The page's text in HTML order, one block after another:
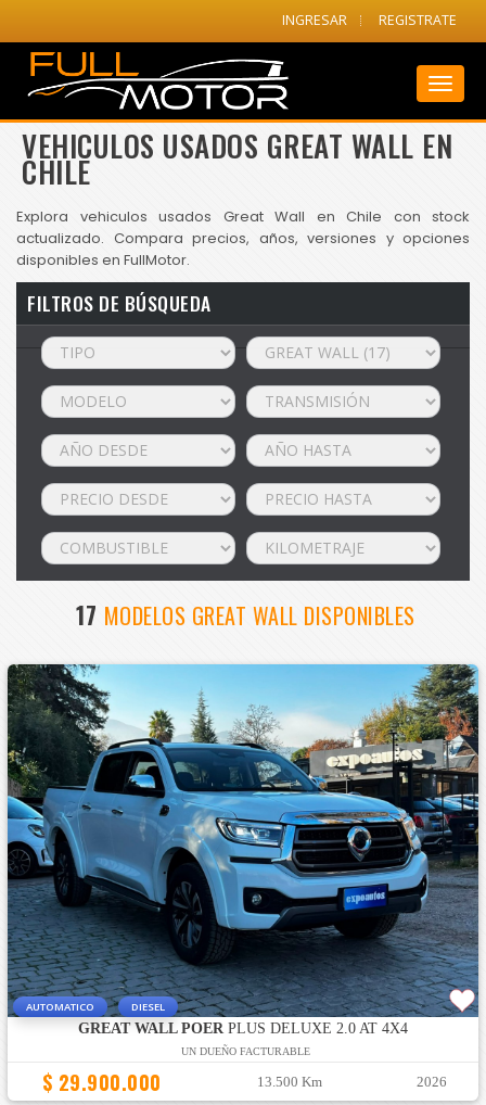
INGRESAR REGISTRATE
VEHICULOS USADOS GREAT WALL EN
CHILE
Explora vehiculos usados Great Wall en Chile con stock
actualizado. Compara precios, años, versiones y opciones
disponibles en FullMotor.
FILTROS DE BÚSQUEDA
17 MODELOS GREAT WALL DISPONIBLES
AUTOMATICO DIESEL
GREAT WALL POERPLUS DELUXE 2.0 AT 4X4
UN DUEÑO FACTURABLE
$ 29.900.000 13.500 Km 2026